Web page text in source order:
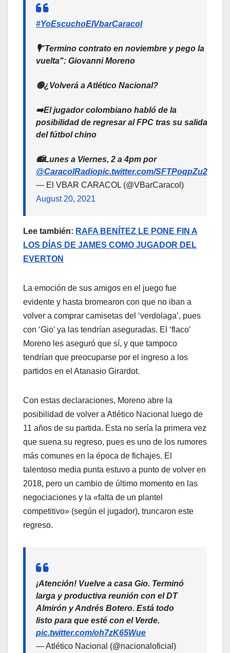
#YoEscuchoElVbarCaracol
🎙️"Termino contrato en noviembre y pego la
vuelta": Giovanni Moreno
🟢¿Volverá a Atlético Nacional?
➡️El jugador colombiano habló de la
posibilidad de regresar al FPC tras su salida
del fútbol chino
📻Lunes a Viernes, 2 a 4pm por
@CaracolRadiopic.twitter.com/SFTPoqpZu2
— El VBAR CARACOL (@VBarCaracol)
August 20, 2021
Lee también: RAFA BENÍTEZ LE PONE FIN A
LOS DÍAS DE JAMES COMO JUGADOR DEL
EVERTON
La emoción de sus amigos en el juego fue
evidente y hasta bromearon con que no iban a
volver a comprar camisetas del ‘verdolaga’, pues
con ‘Gio’ ya las tendrían aseguradas. El ‘flaco’
Moreno les aseguró que sí, y que tampoco
tendrían que preocuparse por el ingreso a los
partidos en el Atanasio Girardot.
Con estas declaraciones, Moreno abre la
posibilidad de volver a Atlético Nacional luego de
11 años de su partida. Esta no sería la primera vez
que suena su regreso, pues es uno de los rumores
más comunes en la época de fichajes. El
talentoso media punta estuvo a punto de volver en
2018, pero un cambio de último momento en las
negociaciones y la «falta de un plantel
competitivo» (según el jugador), truncaron este
regreso.
¡Atención! Vuelve a casa Gio. Terminó
larga y productiva reunión con el DT
Almirón y Andrés Botero. Está todo
listo para que esté con el Verde.
pic.twitter.com/oh7zK65Wue
— Atlético Nacional (@nacionaloficial)